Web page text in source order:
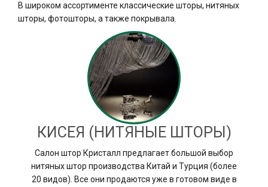
В широком ассортименте классические шторы, нитяных
шторы, фотошторы, а также покрывала.
КИСЕЯ (НИТЯНЫЕ ШТОРЫ)
Салон штор Кристалл предлагает большой выбор
нитяных штор производства Китай и Турция (более
20 видов). Все они продаются уже в готовом виде в